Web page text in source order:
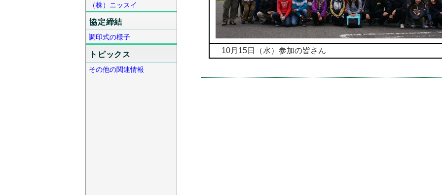
（株）ニッスイ
協定締結
調印式の様子
トピックス
その他の関連情報
10月15日（水）参加の皆さん
: